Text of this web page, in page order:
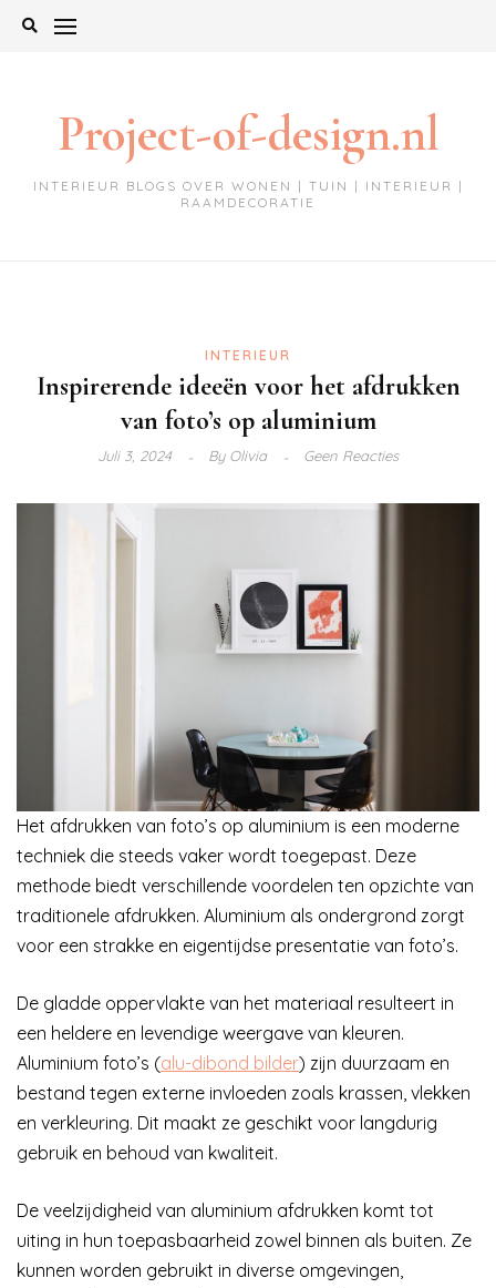
Project-of-design.nl
INTERIEUR BLOGS OVER WONEN | TUIN | INTERIEUR |
RAAMDECORATIE
INTERIEUR
Inspirerende ideeën voor het afdrukken
van foto’s op aluminium
Juli 3, 2024 ByOlivia Geen Reacties
Het afdrukken van foto’s op aluminium is een moderne
techniek die steeds vaker wordt toegepast. Deze
methode biedt verschillende voordelen ten opzichte van
traditionele afdrukken. Aluminium als ondergrond zorgt
voor een strakke en eigentijdse presentatie van foto’s.
De gladde oppervlakte van het materiaal resulteert in
een heldere en levendige weergave van kleuren.
Aluminium foto’s (alu-dibond bilder) zijn duurzaam en
bestand tegen externe invloeden zoals krassen, vlekken
en verkleuring. Dit maakt ze geschikt voor langdurig
gebruik en behoud van kwaliteit.
De veelzijdigheid van aluminium afdrukken komt tot
uiting in hun toepasbaarheid zowel binnen als buiten. Ze
kunnen worden gebruikt in diverse omgevingen,